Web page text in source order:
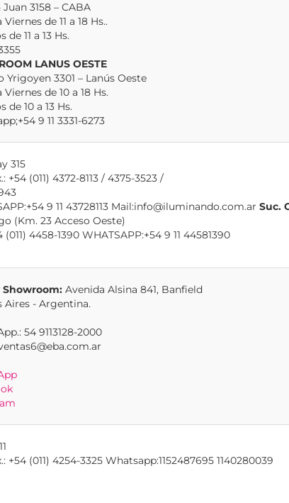
Juan 3158 – CABA
Viernes de 11 a 18 Hs..
de 11 a 13 Hs.
LANUS OESTE
Yrigoyen 3301 – Lanús Oeste
Viernes de 10 a 18 Hs.
de 10 a 13 Hs.
9 11 3331-6273
315
+54 (011) 4372-8113 / 4375-3523 /
9 11 43728113 Mail:info@iluminando.com.ar Suc.
(Km. 23 Acceso Oeste)
(011) 4458-1390 WHATSAPP:+54 9 11 44581390
Showroom: Avenida Alsina 841, Banfield
Aires - Argentina.
54 9113128-2000
+54 (011) 4254-3325 Whatsapp:1152487695 1140280039